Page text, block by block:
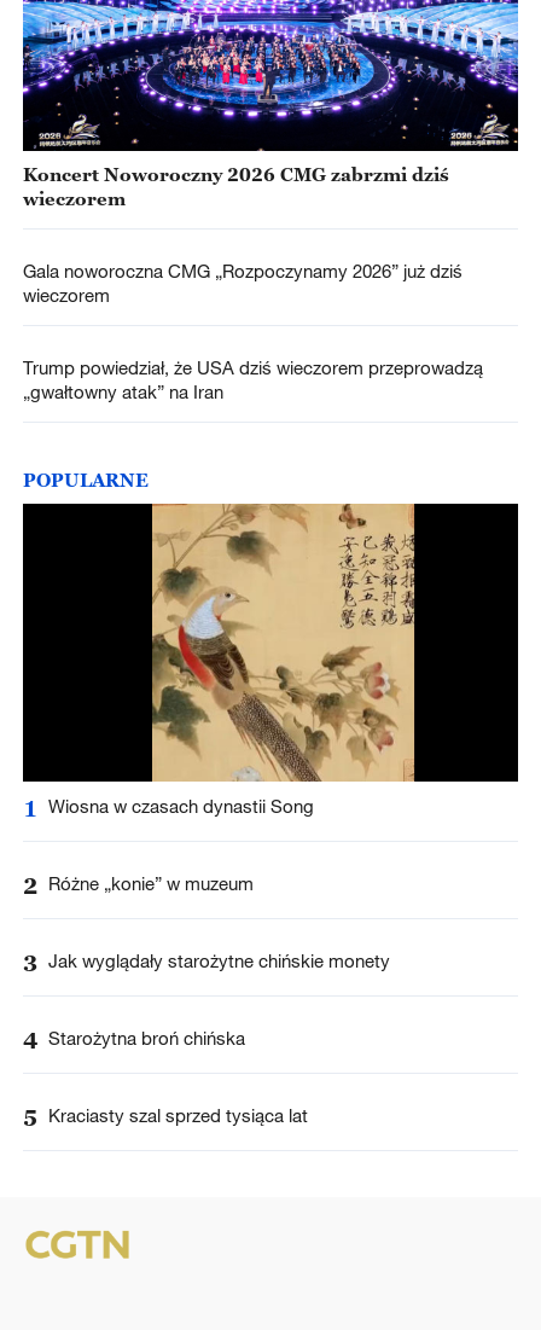
Koncert Noworoczny 2026 CMG zabrzmi dziś
wieczorem
Gala noworoczna CMG „Rozpoczynamy 2026” już dziś
wieczorem
Trump powiedział, że USA dziś wieczorem przeprowadzą
„gwałtowny atak” na Iran
POPULARNE
1 Wiosna w czasach dynastii Song
2 Różne „konie” w muzeum
3 Jak wyglądały starożytne chińskie monety
4 Starożytna broń chińska
5 Kraciasty szal sprzed tysiąca lat